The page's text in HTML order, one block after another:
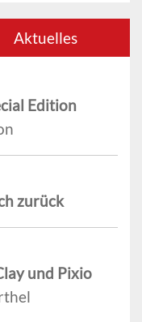
Aktuelles
Edition
zurück
und Pixio